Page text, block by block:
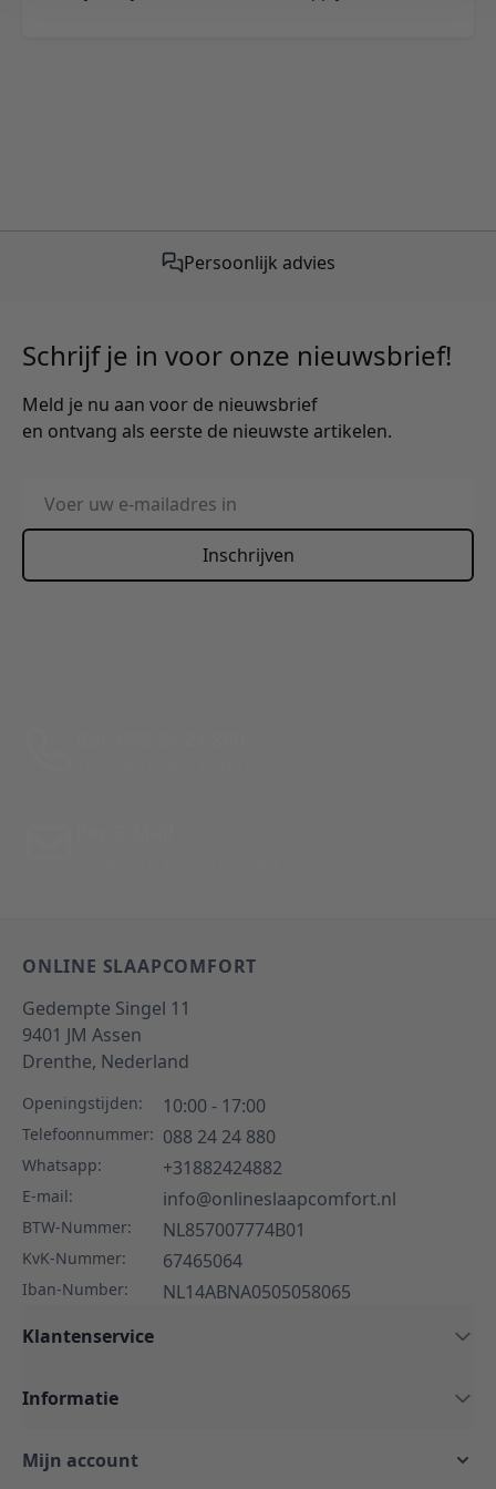
Persoonlijk advies
Schrijf je in voor onze nieuwsbrief!
Meld je nu aan voor de nieuwsbrief
en ontvang als eerste de nieuwste artikelen.
E-mailadres
Inschrijven
ONLINE SLAAPCOMFORT
Gedempte Singel 11
9401 JM Assen
Drenthe, Nederland
Openingstijden: 10:00 - 17:00
Telefoonnummer: 088 24 24 880
Whatsapp: +31882424882
E-mail: info@onlineslaapcomfort.nl
BTW-Nummer: NL857007774B01
KvK-Nummer: 67465064
Iban-Number:
NL14ABNA0505058065
Klantenservice
Informatie
Mijn account